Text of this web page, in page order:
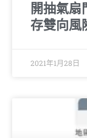
開抽氣扇
存雙向風
2021年1月28日